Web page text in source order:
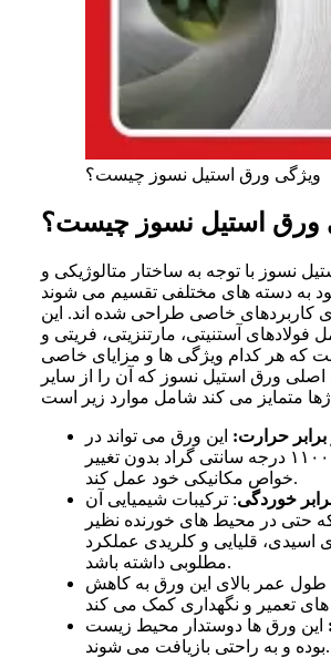
ویژگی ورق استیل نسوز چیست؟
ورق استیل نسوز چیست؟
نسوز با توجه به ساختار متالوژیکی و
به دسته های مختلفی تقسیم می شوند
کاربردهای خاصی طراحی شده اند. این
فولادهای آستنیتی، مارتنزیتی، فریتی و
هر کدام ویژگی ها و مزایای خاصی
اصلی ورق استیل نسوز که آن را از سایر
حرارت: این ورق می تواند در
دماهایی بالای ۱۱۰۰ درجه سانتی گراد بدون تغییر
خواص مکانیکی خود عمل کند.
خوردگی: ترکیبات شیمیایی آن
حتی در محیط های خورنده نظیر
اسیدی، قلیایی و کلریدی عملکرد
مطلوبی داشته باشد.
طول عمر بالای این ورق به کاهش
این ورق ها دوستدار محیط زیست
بوده و به راحتی بازیافت می شوند.